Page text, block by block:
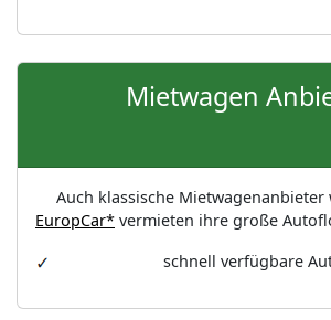
Mietwagen
Auch klassische Mietwagenanbieter
EuropCar* vermieten ihre große
schnell verfügbare